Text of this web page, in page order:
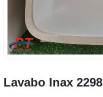
Lavabo Inax 2298